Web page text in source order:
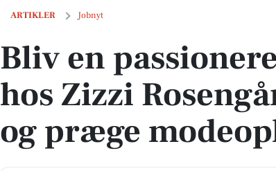
ARTIKLER Jobnyt
Bliv en passioneret sælger hos Zizzi Rosengårdcentret og
Bliv en
hos Zizzi
og præge